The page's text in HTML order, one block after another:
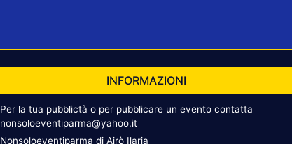
INFORMAZIONI
Per la tua pubblictà o per pubblicare un evento contatta
nonsoloeventiparma@yahoo.it
Nonsoloeventiparma di Airò Ilaria